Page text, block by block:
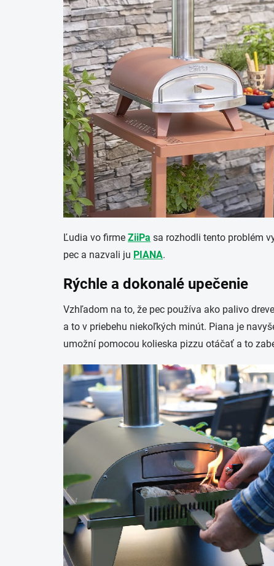
Ľudia vo firme ZiiPa sa rozhodli tento problém
pec a nazvali ju PIANA.
Rýchle a dokonalé upečenie
Vzhľadom na to, že pec používa ako palivo
a to v priebehu niekoľkých minút. Piana je
umožní pomocou kolieska pizzu otáčať a to